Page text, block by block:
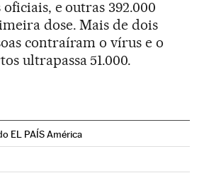
e outras 392.000
dose. Mais de dois
contraíram o vírus e o
ultrapassa 51.000.
EL PAÍS América
Brasil en Twitter
País Brasil en Instagram
El País Brasil en Facebook